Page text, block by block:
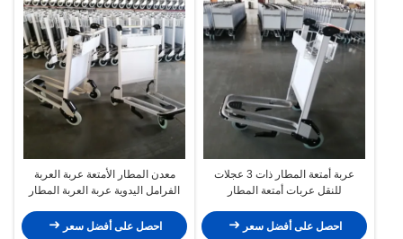
عربة أمتعة المطار ذات 3 عجلات
للنقل عربات أمتعة المطار
احصل على أفضل سعر
معدن المطار الأمتعة عربة العربة
الفرامل اليدوية عربة العربة المطار
احصل على أفضل سعر